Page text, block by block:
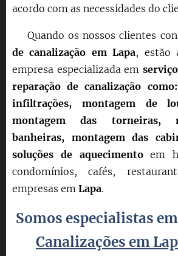
acordo com as necessidades do
Quando os nossos clientes
de canalização emLapa, estão
empresa especializada em
reparação de canalização
infiltrações, montagem de
montagem das torneiras,
banheiras, montagem das
soluções de aquecimentoem
condomínios, cafés,
empresas em Lapa.
Somos especialistas em
Canalizações em